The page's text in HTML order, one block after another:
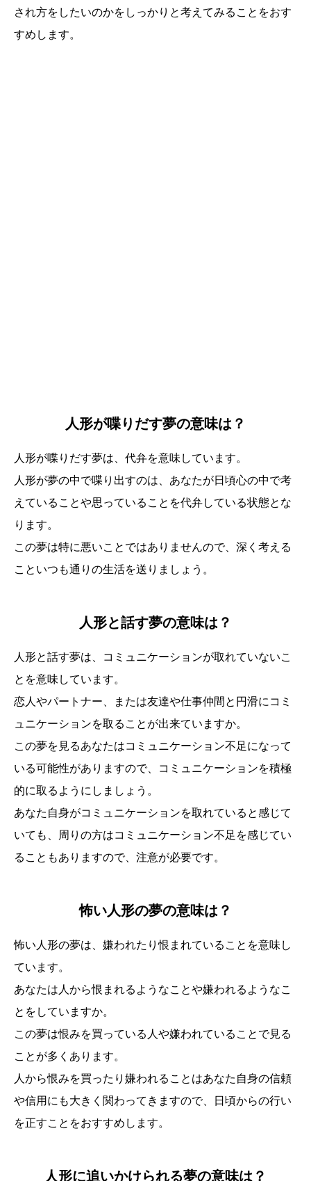
され方をしたいのかをしっかりと考えてみることをおす
すめします。
人形が喋りだす夢の意味は？
人形が喋りだす夢は、代弁を意味しています。
人形が夢の中で喋り出すのは、あなたが日頃心の中で考
えていることや思っていることを代弁している状態とな
ります。
この夢は特に悪いことではありませんので、深く考える
こといつも通りの生活を送りましょう。
人形と話す夢の意味は？
人形と話す夢は、コミュニケーションが取れていないこ
とを意味しています。
恋人やパートナー、または友達や仕事仲間と円滑にコミ
ュニケーションを取ることが出来ていますか。
この夢を見るあなたはコミュニケーション不足になって
いる可能性がありますので、コミュニケーションを積極
的に取るようにしましょう。
あなた自身がコミュニケーションを取れていると感じて
いても、周りの方はコミュニケーション不足を感じてい
ることもありますので、注意が必要です。
怖い人形の夢の意味は？
怖い人形の夢は、嫌われたり恨まれていることを意味し
ています。
あなたは人から恨まれるようなことや嫌われるようなこ
とをしていますか。
この夢は恨みを買っている人や嫌われていることで見る
ことが多くあります。
人から恨みを買ったり嫌われることはあなた自身の信頼
や信用にも大きく関わってきますので、日頃からの行い
を正すことをおすすめします。
人形に追いかけられる夢の意味は？
誕生日ランキング 金運神社 金運財布 姓名判断